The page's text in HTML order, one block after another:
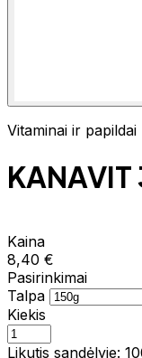
Vitaminai ir papildai
Kaina
8,40 €
Pasirinkimai
Talpa
Kiekis
Likutis sandėlyje: